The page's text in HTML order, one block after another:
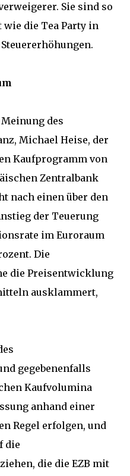
Sie sind so
die Tea Party in
des
Michael Heise, der
Kaufprogramm von
Zentralbank
nach einen über den
der Teuerung
im Euroraum
Die
die Preisentwicklung
ausklammert,
gegebenenfalls
Kaufvolumina
anhand einer
Regel erfolgen, und
die
die die EZB mit